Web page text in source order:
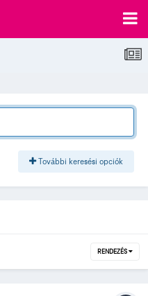
További keresési opciók
RENDEZÉS